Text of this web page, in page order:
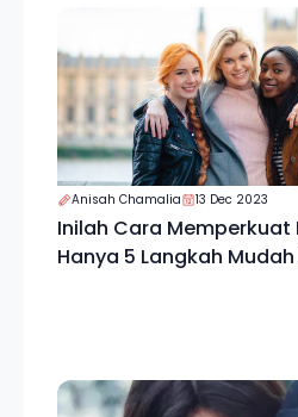
Anisah Chamalia 13 Dec 2023
Inilah Cara
Hanya 5 Langkah Mudah